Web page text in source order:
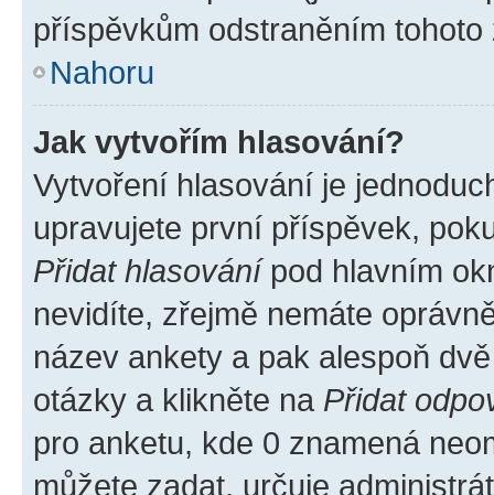
příspěvkům odstraněním
Nahoru
Jak vytvořím hlasování?
Vytvoření hlasování je
upravujete první příspěvek,
Přidat hlasovánípod hlavním
nevidíte, zřejmě nemáte
název ankety a pak alespoň
otázky a klikněte na Přidat
pro anketu, kde 0 znamená
můžete zadat, určuje